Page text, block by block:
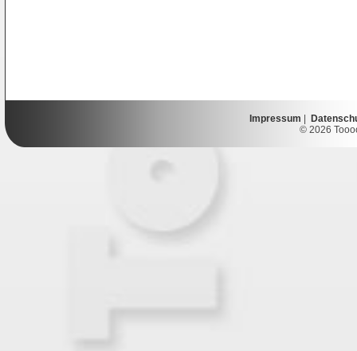
Impressum
© 2026